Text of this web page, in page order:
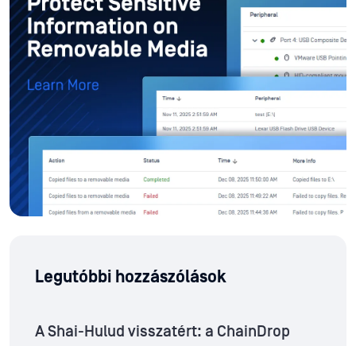
Legutóbbi hozzászólások
A Shai-Hulud visszatért: a ChainDrop